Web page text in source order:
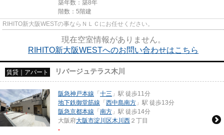
築年数：築8年
階数：5階建
RIHITO新大阪WESTの事ならＮＬＣにお任せください。
現在空室情報がありません。
RIHITO新大阪WESTへのお問い合わせはこちら
賃貸｜アパート リバージュテラス木川
阪急神戸本線 「 十三 」駅 徒歩11分
地下鉄御堂筋線 「 西中島南方 」駅 徒歩13分
阪急京都本線 「 南方 」駅 徒歩14分
大阪府大阪市淀川区木川西 ２丁目
-